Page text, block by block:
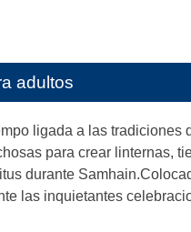
adultos
ligada a las tradiciones
para crear linternas,
durante
las inquietantes